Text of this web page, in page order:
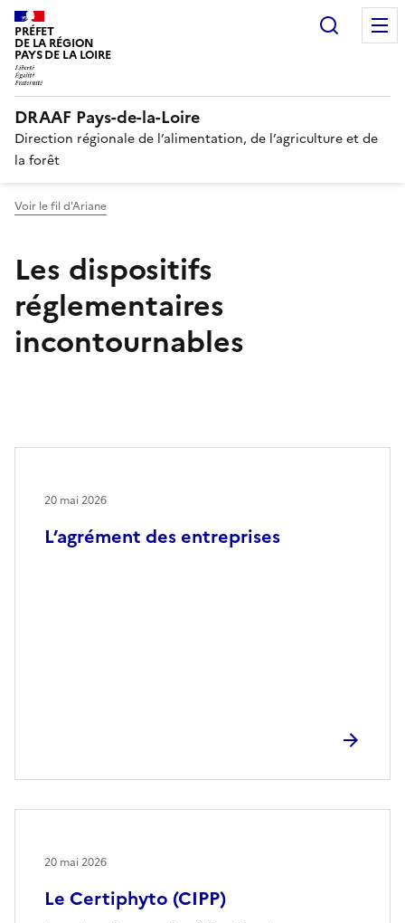
PRÉFET
DE LA RÉGION
PAYS DE LA LOIRE
DRAAF Pays-de-la-Loire
Direction régionale de l’alimentation, de l’agriculture et de
la forêt
Voir le fil d'Ariane
Les dispositifs
réglementaires
incontournables
L’agrément des entreprises
20 mai 2026
Le Certiphyto (CIPP)
20 mai 2026